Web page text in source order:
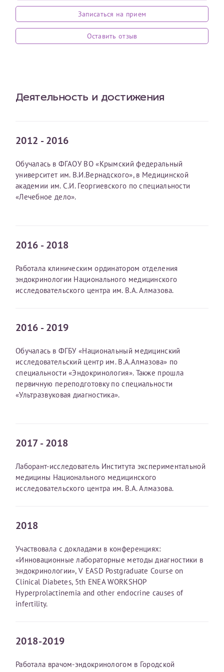
Записаться на прием
Оставить отзыв
Деятельность и достижения
2012 - 2016
Обучалась в ФГАОУ ВО «Крымский федеральный
университет им. В.И.Вернадского», в Медицинской
академии им. С.И. Георгиевского по специальности
«Лечебное дело».
2016 - 2018
Работала клиническим ординатором отделения
эндокринологии Национального медицинского
исследовательского центра им. В.А. Алмазова.
2016 - 2019
Обучалась в ФГБУ «Национальный медицинский
исследовательский центр им. В.А.Алмазова» по
специальности «Эндокринология». Также прошла
первичную переподготовку по специальности
«Ультразвуковая диагностика».
2017 - 2018
Лаборант-исследователь Института экспериментальной
медицины Национального медицинского
исследовательского центра им. В.А. Алмазова.
2018
Участвовала с докладами в конференциях:
«Инновационные лабораторные методы диагностики в
эндокринологии», V EASD Postgraduate Course on
Clinical Diabetes, 5th ENEA WORKSHOP
Hyperprolactinemia and other endocrine causes of
infertility.
2018-2019
Работала врачом-эндокринологом в Городской
Елена
Оставить отзыв
Принимаю условия
персональных данных
Фамилия*
Имя*
ИНН Налогоплательщика*
За год/годы
2022
2023
Получение справки
Прислать на эл. почту
(упрощенный порядок возврата НДФЛ с 2024 г.)
Телефон*
скан 2-3 страниц паспорта пациента и